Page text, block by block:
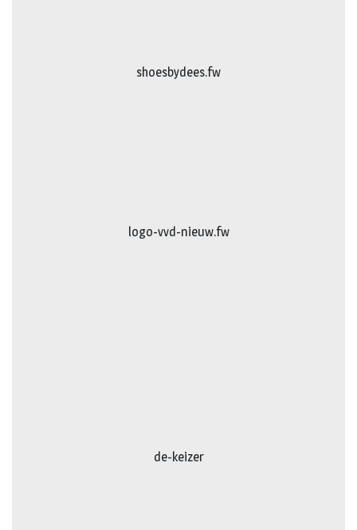
shoesbydees.fw
logo-vvd-nieuw.fw
de-keizer